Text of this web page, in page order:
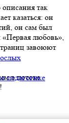
педагогике
так
казаться: он
он сам был
«Первая любовь»,
завоюют
в потоке